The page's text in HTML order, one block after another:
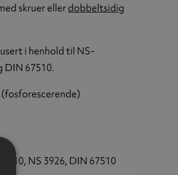
skruer ellerdobbeltsidig
i henhold til NS-
DIN 67510.
7010, NS 3926, DIN 67510